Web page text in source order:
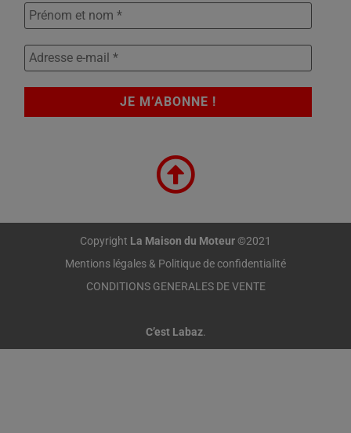
Copyright La Maison du Moteur©2021
Mentions légales & Politique de confidentialité
CONDITIONS GENERALES DE VENTE
C’est Labaz.